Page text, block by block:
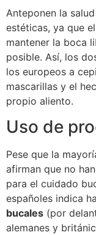
Anteponen la
estéticas, ya que
mantener la boca
posible. Así, los
los europeos a
mascarillas y el
propio aliento.
Uso de
Pese que la
afirman que no
para el cuidado
españoles indica
bucales (por
alemanes y